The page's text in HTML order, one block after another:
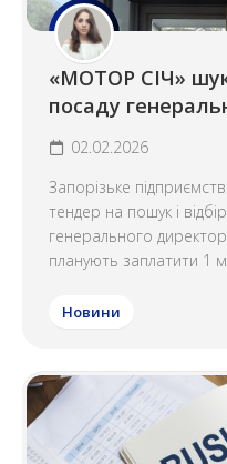
«МОТОР СІЧ»
посаду
02.02.2026
Запорізьке
тендер на пошук і
генерального
планують заплатити 1
Новини